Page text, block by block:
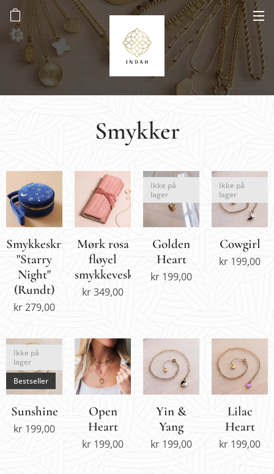
Smykker
Smykkeskrin
"Starry
Night"
(Rundt)
kr279,00
Mørk rosa
fløyel
smykkeveske
kr349,00
Golden
Heart
Ikke på
lager
kr 199,00
Cowgirl
Ikke på
lager
kr 199,00
Sunshine
Ikke på
lager
Bestseller
kr 199,00
Open
Heart
kr 199,00
Yin &
Yang
kr 199,00
Lilac
Heart
kr 199,00